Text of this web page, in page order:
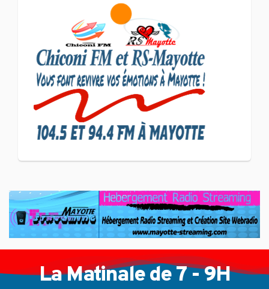
SCAN ÉCONOMIQUE
Le président de
l'association Coup de
Pouce a partagé sa vision
d'un entrepreneuriat
CULTURE ET SOCIÉTÉ
L'association Marovoanio
et Reska NI Kalamu pour la
Langue KIBOSI
La Matinale de 7 - 9H